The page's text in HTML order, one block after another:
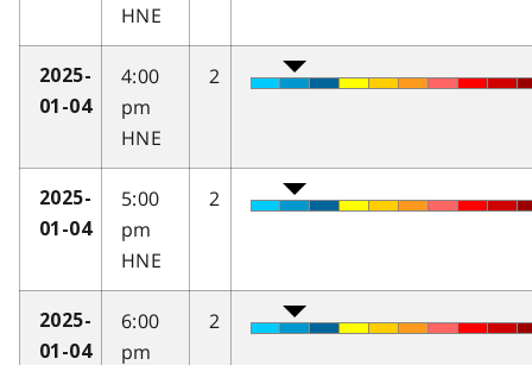
HNE
2025-
01-04
4:00
pm
HNE
2
2025-
01-04
5:00
pm
HNE
2
2025-
01-04
6:00
pm
2